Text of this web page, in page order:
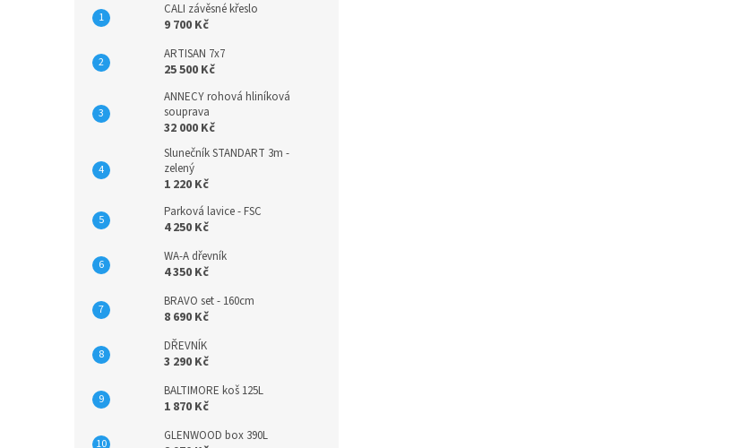
CALI závěsné křeslo
9 700 Kč
ARTISAN 7x7
25 500 Kč
ANNECY rohová hliníková
souprava
32 000 Kč
Slunečník STANDART 3m -
zelený
1 220 Kč
Parková lavice - FSC
4 250 Kč
WA-A dřevník
4 350 Kč
BRAVO set - 160cm
8 690 Kč
DŘEVNÍK
3 290 Kč
BALTIMORE koš 125L
1 870 Kč
GLENWOOD box 390L